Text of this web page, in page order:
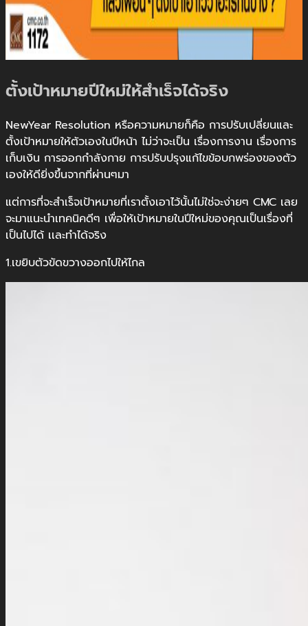
ตั้งเป้าหมายปีใหม่ให้สำเร็จได้จริง
NewYear Resolution หรือความหมายก็คือ การปรับเปลี่ยนและ
ตั้งเป้าหมายให้ตัวเองในปีหน้า ไม่ว่าจะเป็น เรื่องการงาน เรื่องการ
เก็บเงิน การออกกำลังกาย การปรับปรุงแก้ไขข้อบกพร่องของตัว
เองให้ดียิ่งขึ้นจากที่ผ่านๆมา
แต่การที่จะสำเร็จเป้าหมายที่เราตั้งเอาไว้นั้นไม่ใช่จะง่ายๆ CMC เลย
จะมาแนะนำเทคนิคดีๆ เพื่อให้เป้าหมายในปีใหม่ของคุณเป็นเรื่องที่
เป็นไปได้ เเละทำได้จริง
1.เขยิบตัวขัดขวางออกไปให้ไกล